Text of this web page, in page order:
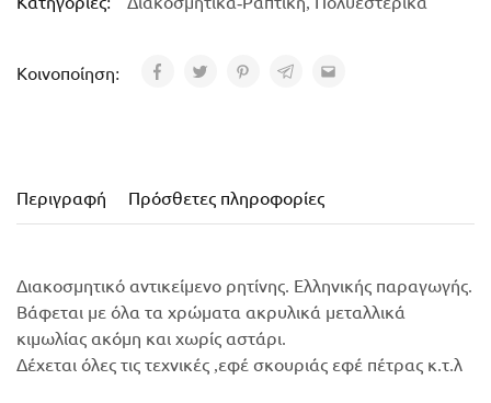
Κοινοποίηση:
Περιγραφή Πρόσθετες πληροφορίες
Διακοσμητικό αντικείμενο ρητίνης. Ελληνικής παραγωγής.
Βάφεται με όλα τα χρώματα ακρυλικά μεταλλικά
κιμωλίας ακόμη και χωρίς αστάρι.
Δέχεται όλες τις τεχνικές ,εφέ σκουριάς εφέ πέτρας κ.τ.λ